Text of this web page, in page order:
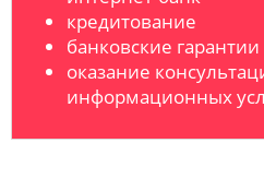
кредитование
банковские гарантии
оказание
информационных